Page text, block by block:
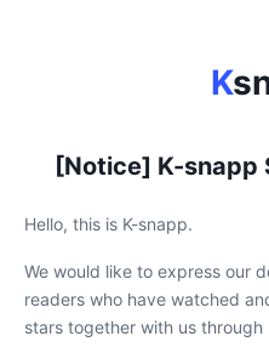
K
[Notice] K-snapp
Hello, this is K-snapp.
We would like to express our
readers who have watched
stars together with us through